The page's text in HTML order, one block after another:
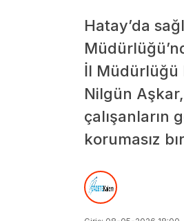
Hatay’da
İl Müdürlüğü
Nilgün Aşkar,
çalışanların
korumasız